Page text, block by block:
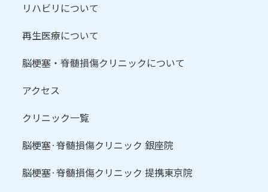
リハビリについて
再生医療について
脳梗塞・脊髄損傷クリニックについて
アクセス
クリニック一覧
脳梗塞·脊髄損傷クリニック 銀座院
脳梗塞·脊髄損傷クリニック 提携東京院